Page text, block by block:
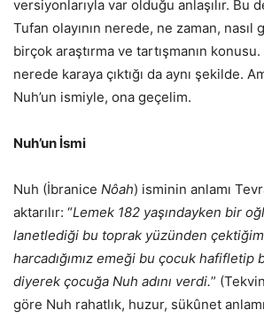
versiyonlarıyla var olduğu anlaşılır. Bu
Tufan olayının nerede, ne zaman,
birçok araştırma ve tartışmanın konusu.
nerede karaya çıktığı da aynı şekilde.
Nuh’un ismiyle, ona geçelim.
Nuh’un İsmi
Nuh (İbranice Nôah) isminin anlamı
aktarılır: “Lemek 182 yaşındayken bir
lanetlediği bu toprak yüzünden
harcadığımız emeği bu çocuk hafifletip
diyerek çocuğa Nuh adını verdi.”
göre Nuh rahatlık, huzur, sükûnet